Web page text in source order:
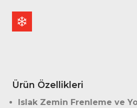
Ürün Özellikleri
Islak Zemin Frenleme ve